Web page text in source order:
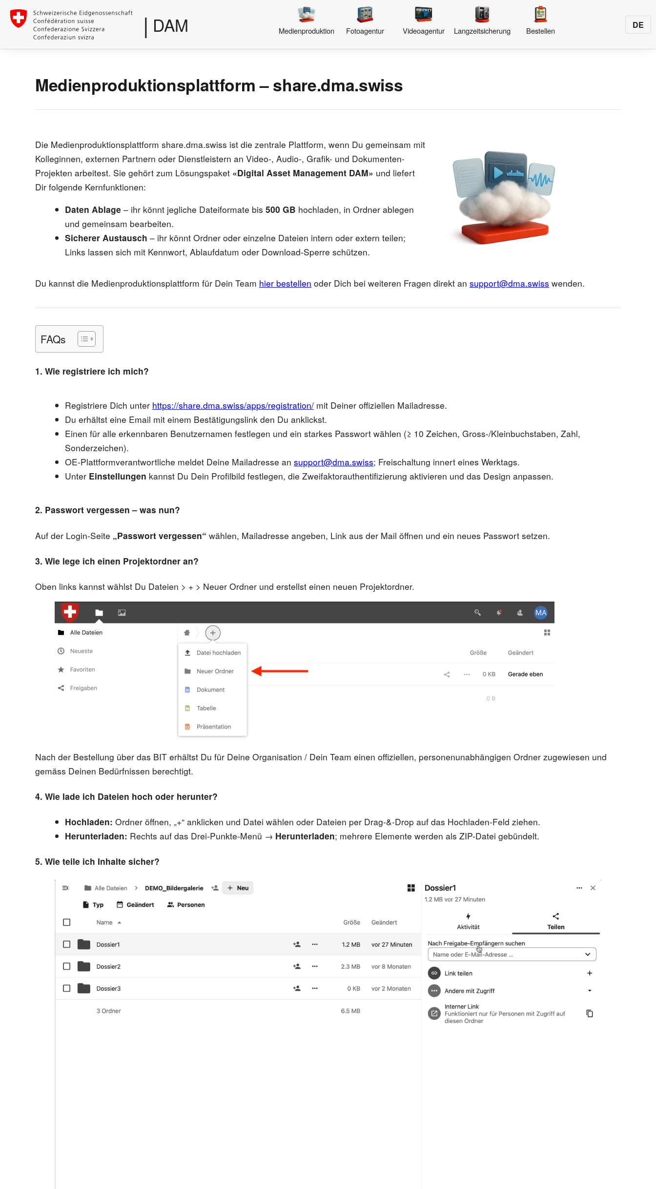
| DAM Medienproduktion Fotoagentur Videoagentur Langzeitsicherung Bestellen
DE
Medienproduktionsplattform – share.dma.swiss
Die Medienproduktionsplattform share.dma.swiss ist die zentrale Plattform, wenn Du gemeinsam mit
Kolleginnen, externen Partnern oder Dienstleistern an Video-, Audio-, Grafik- und Dokumenten-
Projekten arbeitest. Sie gehört zum Lösungspaket «Digital Asset Management DAM» und liefert
Dir folgende Kernfunktionen:
Daten Ablage – ihr könnt jegliche Dateiformate bis 500 GB hochladen, in Ordner ablegen
und gemeinsam bearbeiten.
Sicherer Austausch – ihr könnt Ordner oder einzelne Dateien intern oder extern teilen;
Links lassen sich mit Kennwort, Ablaufdatum oder Download‐Sperre schützen.
Du kannst die Medienproduktionsplattform für Dein Team hier bestellen oder Dich bei weiteren Fragen direkt an support@dma.swiss wenden.
FAQs
1. Wie registriere ich mich?
Registriere Dich unter https://share.dma.swiss/apps/registration/mit Deiner offiziellen Mailadresse.
Du erhältst eine Email mit einem Bestätigungslink den Du anklickst.
Einen für alle erkennbaren Benutzernamen festlegen und ein starkes Passwort wählen (≥ 10 Zeichen, Gross-/Kleinbuchstaben, Zahl,
Sonderzeichen).
OE-Plattformverantwortliche meldet Deine Mailadresse an support@dma.swiss; Freischaltung innert eines Werktags.
Unter Einstellungen kannst Du Dein Profilbild festlegen, die Zweifaktorauthentifizierung aktivieren und das Design anpassen.
2. Passwort vergessen – was nun?
Auf der Login-Seite „Passwort vergessen“ wählen, Mailadresse angeben, Link aus der Mail öffnen und ein neues Passwort setzen.
3. Wie lege ich einen Projektordner an?
Oben links kannst wählst Du Dateien > + > Neuer Ordner und erstellst einen neuen Projektordner.
Nach der Bestellung über das BIT erhältst Du für Deine Organisation / Dein Team einen offiziellen, personenunabhängigen Ordner zugewiesen und
gemäss Deinen Bedürfnissen berechtigt.
4. Wie lade ich Dateien hoch oder herunter?
Hochladen: Ordner öffnen, „+“ anklicken und Datei wählen oder Dateien per Drag-&-Drop auf das Hochladen-Feld ziehen.
Herunterladen: Rechts auf das Drei-Punkte-Menü → Herunterladen; mehrere Elemente werden als ZIP-Datei gebündelt.
5. Wie teile ich Inhalte sicher?